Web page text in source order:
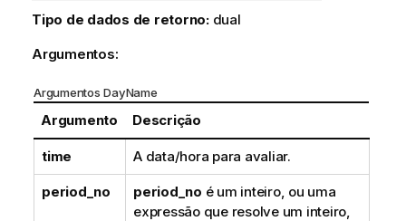
Tipo de dados de retorno:dual
Argumentos:
Argumentos DayName
Argumento Descrição
time A data/hora para avaliar.
period_no period_no é um inteiro, ou uma
expressão que resolve um inteiro,